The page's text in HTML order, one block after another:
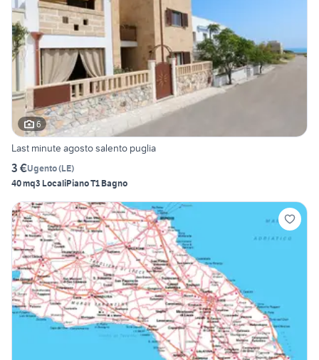
6
Last minute agosto salento puglia
3 €Ugento(LE)
40 mq3 LocaliPiano T1 Bagno